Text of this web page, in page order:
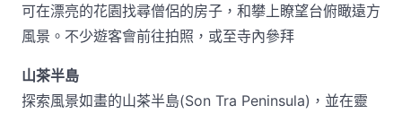
可在漂亮的花園找尋僧侶的房子，和攀上瞭望台俯瞰遠方
風景。不少遊客會前往拍照，或至寺內參拜
山茶半島
探索風景如畫的山茶半島(Son Tra Peninsula)，並在靈